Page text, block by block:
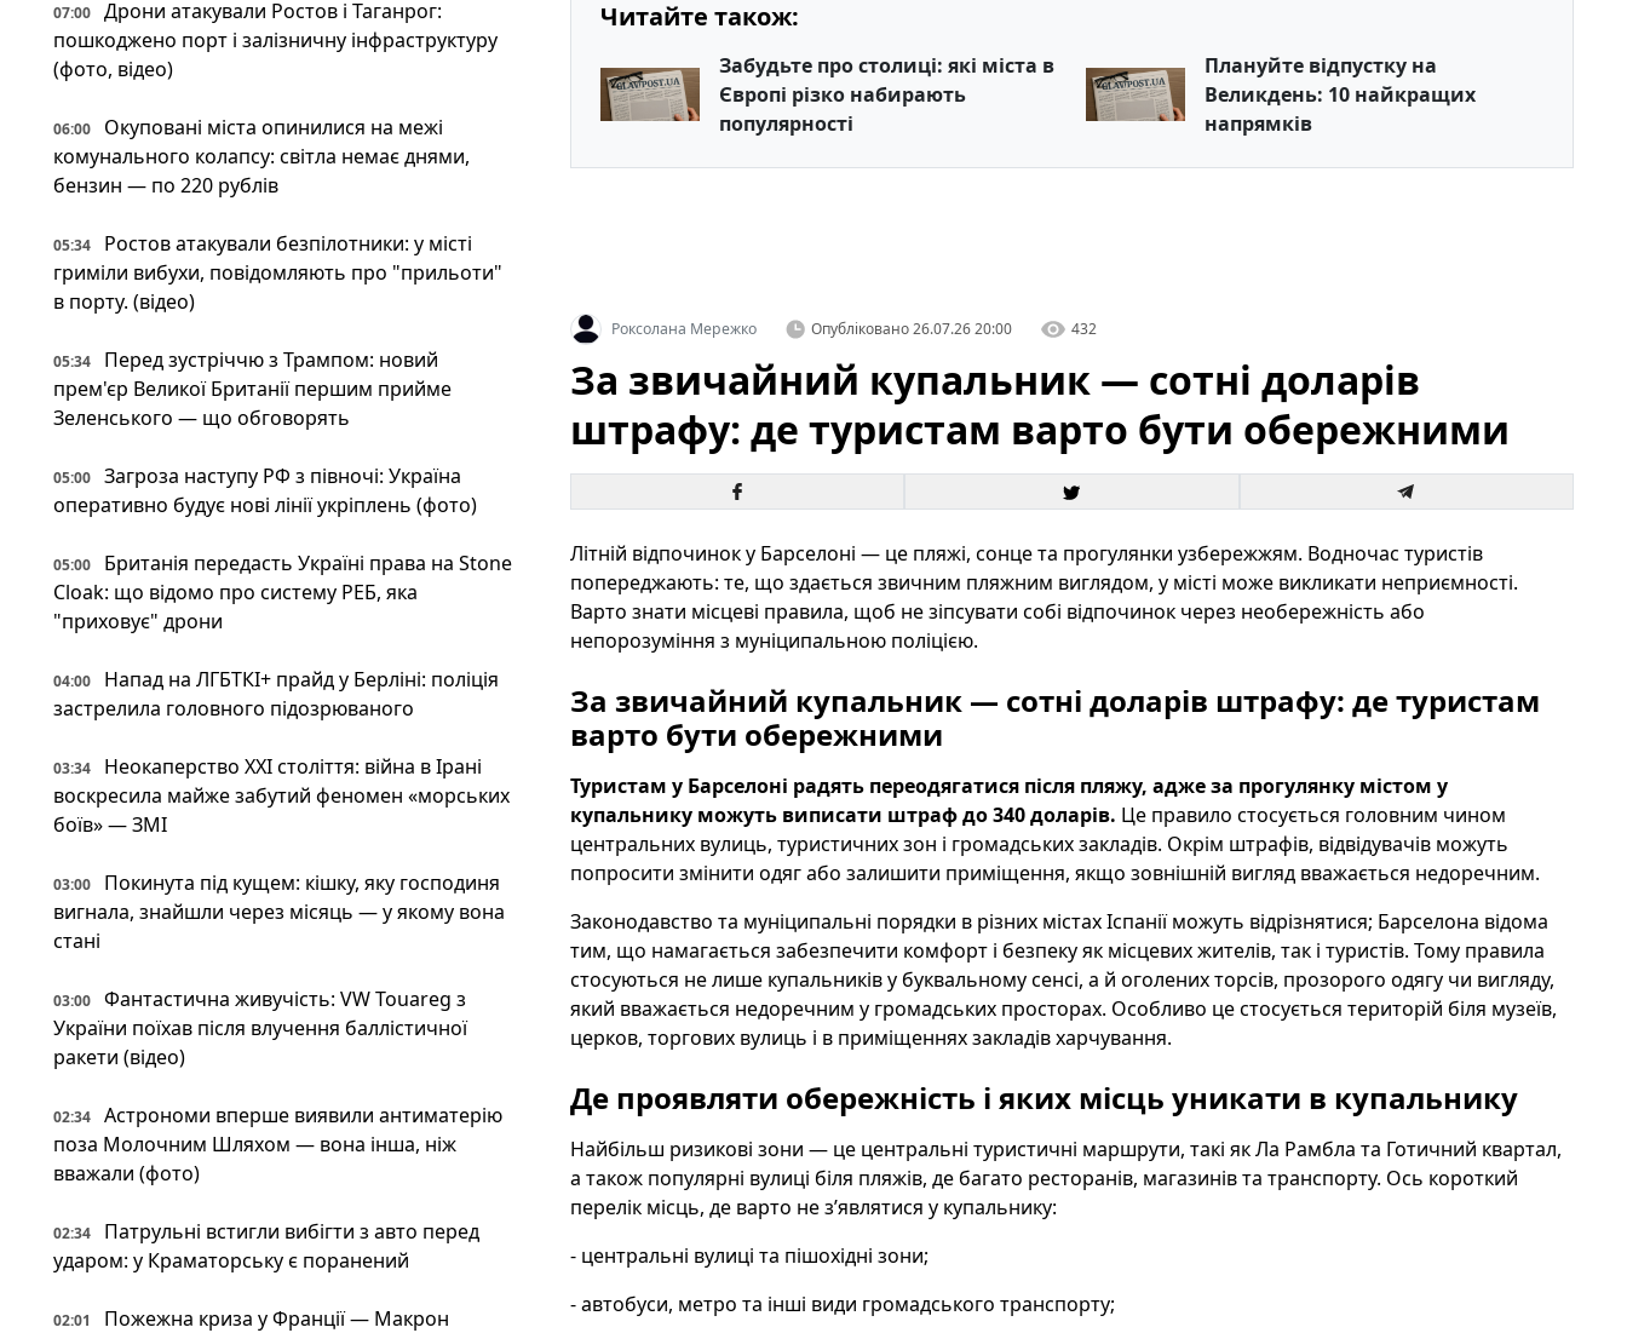
07:00
Дрони атакували Ростов і Таганрог:
пошкоджено порт і залізничну інфраструктуру
(фото, відео)
06:00
Окуповані міста опинилися на межі
комунального колапсу: світла немає днями,
бензин — по 220 рублів
05:34
Ростов атакували безпілотники: у місті
гриміли вибухи, повідомляють про "прильоти"
в порту. (відео)
05:34
Перед зустріччю з Трампом: новий
прем'єр Великої Британії першим прийме
Зеленського — що обговорять
05:00
Загроза наступу РФ з півночі: Україна
оперативно будує нові лінії укріплень (фото)
05:00
Британія передасть Україні права на Stone
Cloak: що відомо про систему РЕБ, яка
"приховує" дрони
04:00
Напад на ЛГБТКІ+ прайд у Берліні: поліція
застрелила головного підозрюваного
03:34
Неокаперство XXI століття: війна в Ірані
воскресила майже забутий феномен «морських
боїв» — ЗМІ
03:00
Покинута під кущем: кішку, яку господиня
вигнала, знайшли через місяць — у якому вона
стані
03:00
Фантастична живучість: VW Touareg з
України поїхав після влучення баллістичної
ракети (відео)
02:34
Астрономи вперше виявили антиматерію
поза Молочним Шляхом — вона інша, ніж
вважали (фото)
02:34
Патрульні встигли вибігти з авто перед
ударом: у Краматорську є поранений
02:01
Пожежна криза у Франції — Макрон
Читайте також:
Забудьте про столиці: які міста в
Європі різко набирають
популярності
Плануйте відпустку на
Великдень: 10 найкращих
напрямків
Роксолана Мережко Опубліковано26.07.26 20:00 432
За звичайний купальник — сотні доларів
штрафу: де туристам варто бути обережними
Літній відпочинок у Барселоні — це пляжі, сонце та прогулянки узбережжям. Водночас туристів
попереджають: те, що здається звичним пляжним виглядом, у місті може викликати неприємності.
Варто знати місцеві правила, щоб не зіпсувати собі відпочинок через необережність або
непорозуміння з муніципальною поліцією.
За звичайний купальник — сотні доларів штрафу: де туристам
варто бути обережними
Туристам у Барселоні радять переодягатися після пляжу, адже за прогулянку містом у
купальнику можуть виписати штраф до 340 доларів. Це правило стосується головним чином
центральних вулиць, туристичних зон і громадських закладів. Окрім штрафів, відвідувачів можуть
попросити змінити одяг або залишити приміщення, якщо зовнішній вигляд вважається недоречним.
Законодавство та муніципальні порядки в різних містах Іспанії можуть відрізнятися; Барселона відома
тим, що намагається забезпечити комфорт і безпеку як місцевих жителів, так і туристів. Тому правила
стосуються не лише купальників у буквальному сенсі, а й оголених торсів, прозорого одягу чи вигляду,
який вважається недоречним у громадських просторах. Особливо це стосується територій біля музеїв,
церков, торгових вулиць і в приміщеннях закладів харчування.
Де проявляти обережність і яких місць уникати в купальнику
Найбільш ризикові зони — це центральні туристичні маршрути, такі як Ла Рамбла та Готичний квартал,
а також популярні вулиці біля пляжів, де багато ресторанів, магазинів та транспорту. Ось короткий
перелік місць, де варто не з’являтися у купальнику:
- центральні вулиці та пішохідні зони;
- автобуси, метро та інші види громадського транспорту;